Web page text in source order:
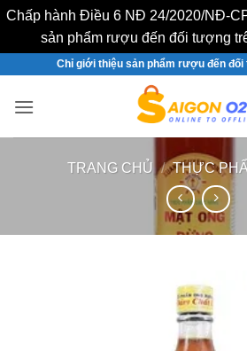
Chấp hành Điều 6 NĐ 24/2020/NĐ-
sản phẩm rượu đến đối tượng
nội
Chỉ giới thiệu sản phẩm rượu đến
TRANG CHỦ / THỰC